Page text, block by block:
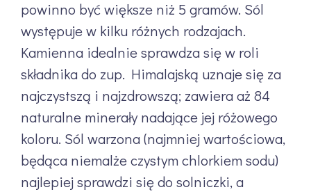
powinno być większe niż 5 gramów. Sól
występuje w kilku różnych rodzajach.
Kamienna idealnie sprawdza się w roli
składnika do zup. Himalajską uznaje się za
najczystszą i najzdrowszą; zawiera aż 84
naturalne minerały nadające jej różowego
koloru. Sól warzona (najmniej wartościowa,
będąca niemalże czystym chlorkiem sodu)
najlepiej sprawdzi się do solniczki, a